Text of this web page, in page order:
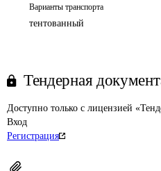
Варианты транспорта
тентованный
Тендерная
Доступно только с лицензией
Вход
Регистрация